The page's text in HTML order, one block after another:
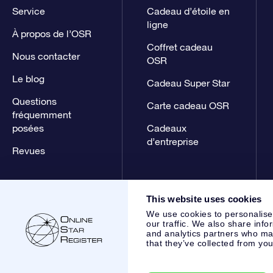
This website uses cookies
We use cookies to
our traffic. We also share
and analytics partners who
that they’ve collected from
Service
À propos de l’OSR
Nous contacter
Le blog
Questions
fréquemment
posées
Revues
Cadeau d’étoile en
ligne
Coffret cadeau
OSR
Cadeau Super Star
Carte cadeau OSR
Cadeaux
d’entreprise